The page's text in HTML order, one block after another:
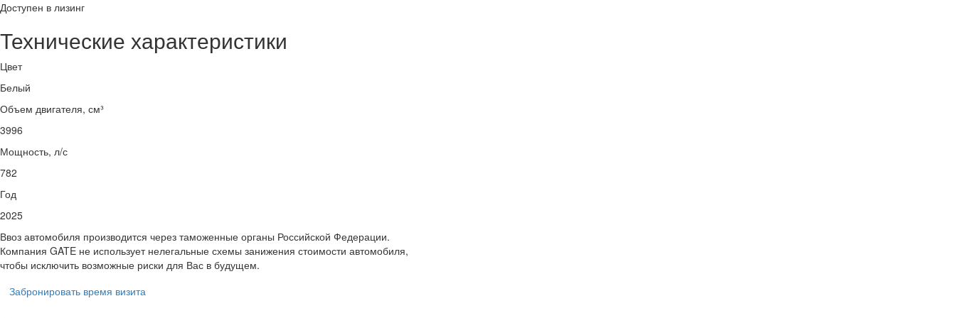
Доступен в лизинг
Технические характеристики
Цвет
Белый
Объем двигателя, см³
3996
Мощность, л/с
782
Год
2025
Ввоз автомобиля производится через таможенные органы Российской Федерации.
Компания GATE не использует нелегальные схемы занижения стоимости автомобиля,
чтобы исключить возможные риски для Вас в будущем.
Забронировать время визита